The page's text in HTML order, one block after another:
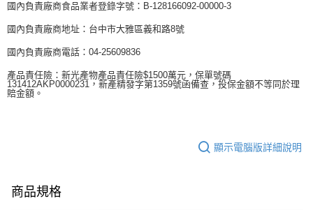
國內負責廠商食品業者登錄字號：B-128166092-00000-3
國內負責廠商地址：台中市大雅區義和路8號
國內負責廠商電話：04-25609836
產品責任險：新光產物產品責任險$1500萬元，保單號碼
131412AKP0000231，新產精發字第1359號函備查，投保金額不等同於理
賠金額。
顯示電腦版詳細說明
商品規格